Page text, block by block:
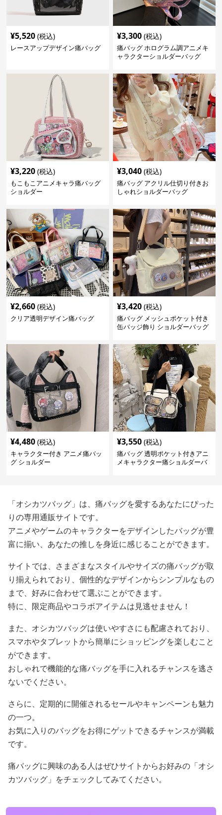
¥5,520 (税込)
レースアップデザイン痛バッグ
¥3,300 (税込)
痛バッグ ホログラム調アニメキ
ャラクターショルダーバッグ
¥3,220 (税込)
もこもこアニメキャラ痛バッグ
ショルダー
¥3,040 (税込)
痛バッグ アクリル仕切り付きお
しゃれショルダーバッグ
¥2,660 (税込)
クリア透明デザイン痛バッグ
¥3,420 (税込)
痛バッグ メッシュポケット付き
缶バッジ飾り ショルダーバッグ
¥4,480 (税込)
キャラクター付き アニメ痛バッ
グ ショルダー
¥3,550 (税込)
痛バッグ 透明ポケット付きアニ
メキャラクター痛ショルダーバ
「オシカツバッグ」は、痛バッグを愛するあなたにぴった
りの専用通販サイトです。
アニメやゲームのキャラクターをデザインしたバッグが豊
富に揃い、あなたの推しを身近に感じることができます。
サイトでは、さまざまなスタイルやサイズの痛バッグが取
り揃えられており、個性的なデザインからシンプルなもの
まで、好みに合わせて選ぶことができます。
特に、限定商品やコラボアイテムは見逃せません！
また、オシカツバッグは使いやすさにも配慮されており、
スマホやタブレットから簡単にショッピングを楽しむこと
ができます。
おしゃれで機能的な痛バッグを手に入れるチャンスを逃さ
ないでください。
さらに、定期的に開催されるセールやキャンペーンも魅力
の一つ。
お気に入りのバッグをお得にゲットできるチャンスが満載
です。
痛バッグに興味のある人はぜひサイトからお好みの「オシ
カツバッグ」をチェックしてみてください。